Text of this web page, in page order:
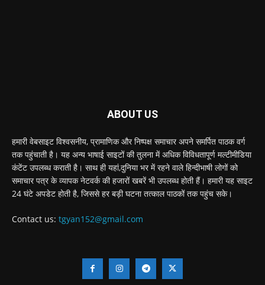
ABOUT US
हमारी वेबसाइट विश्वसनीय, प्रामाणिक और निष्पक्ष समाचार अपने समर्पित पाठक वर्ग
तक पहुंचाती है। यह अन्य भाषाई साइटों की तुलना में अधिक विविधतापूर्ण मल्टीमीडिया
कंटेंट उपलब्ध कराती है। साथ ही यहां,दुनिया भर में रहने वाले हिन्दीभाषी लोगों को
समाचार पत्र के व्यापक नेटवर्क की हजारों खबरें भी उपलब्ध होती हैं। हमारी यह साइट
24 घंटे अपडेट होती है, जिससे हर बड़ी घटना तत्काल पाठकों तक पहुंच सके।
Contact us: tgyan152@gmail.com